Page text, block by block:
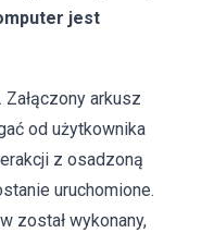
jest
arkusz
od użytkownika
z osadzoną
uruchomione.
został wykonany,